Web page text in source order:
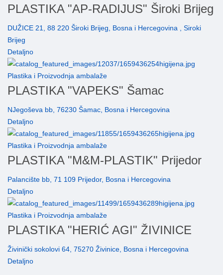
PLASTIKA "AP-RADIJUS" Široki Brijeg
DUŽICE 21, 88 220 Široki Brijeg, Bosna i Hercegovina , Siroki
Brijeg
Detaljno
Plastika i Proizvodnja ambalaže
PLASTIKA "VAPEKS" Šamac
NJegoševa bb, 76230 Šamac, Bosna i Hercegovina
Detaljno
Plastika i Proizvodnja ambalaže
PLASTIKA "M&M-PLASTIK" Prijedor
Palancište bb, 71 109 Prijedor, Bosna i Hercegovina
Detaljno
Plastika i Proizvodnja ambalaže
PLASTIKA "HERIĆ AGI" ŽIVINICE
Živinički sokolovi 64, 75270 Živinice, Bosna i Hercegovina
Detaljno